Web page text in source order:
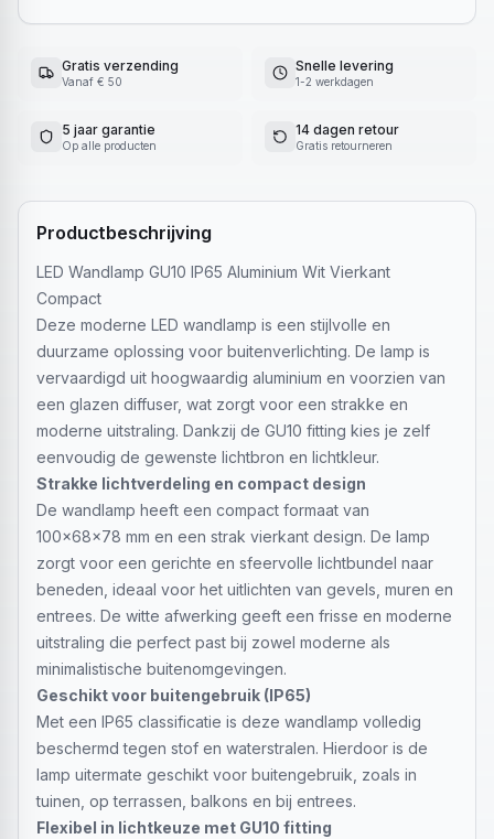
Gratis verzending
Vanaf € 50
Snelle levering
1-2 werkdagen
5 jaar garantie
Op alle producten
14 dagen retour
Gratis retourneren
Productbeschrijving
LED Wandlamp GU10 IP65 Aluminium Wit Vierkant
Compact
Deze moderne LED wandlamp is een stijlvolle en
duurzame oplossing voor buitenverlichting. De lamp is
vervaardigd uit hoogwaardig aluminium en voorzien van
een glazen diffuser, wat zorgt voor een strakke en
moderne uitstraling. Dankzij de GU10 fitting kies je zelf
eenvoudig de gewenste lichtbron en lichtkleur.
Strakke lichtverdeling en compact design
De wandlamp heeft een compact formaat van
100x68x78 mm en een strak vierkant design. De lamp
zorgt voor een gerichte en sfeervolle lichtbundel naar
beneden, ideaal voor het uitlichten van gevels, muren en
entrees. De witte afwerking geeft een frisse en moderne
uitstraling die perfect past bij zowel moderne als
minimalistische buitenomgevingen.
Geschikt voor buitengebruik (IP65)
Met een IP65 classificatie is deze wandlamp volledig
beschermd tegen stof en waterstralen. Hierdoor is de
lamp uitermate geschikt voor buitengebruik, zoals in
tuinen, op terrassen, balkons en bij entrees.
Flexibel in lichtkeuze met GU10 fitting